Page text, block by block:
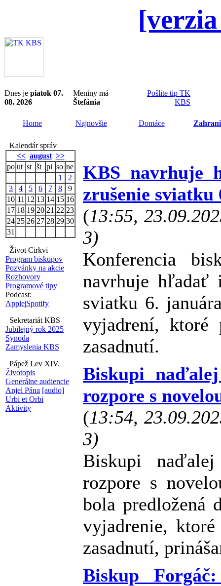
Dnes je piatok 07.
08. 2026
Meniny má
Štefánia
Pošlite tip TK
KBS
Home Najnovšie Domáce
Kalendár správ
<< august >>
po ut st št pi so ne
1
2
3
4 5 6 7 8
9
10 11 12 13 14 15 16
17 18 19 20 21 22 23
24 25 26 27 28 29 30
31
Život Cirkvi
Program biskupov
Pozvánky na akcie
Rozhovory
Programové tipy
Podcast:
Apple|Spotify
Sekretariát KBS
Jubilejný rok 2025
Synoda
Zamyslenia KBS
Pápež Lev XIV.
Životopis
Generálne audiencie
Anjel Pána [audio]
Urbi et Orbi
Aktivity
KBS navrhuje
zrušenie sviatku
(13:55,
3)
Konferencia
navrhuje hľadať
sviatku 6.
vyjadrení,
zasadnutí.
Biskupi
rozpore s
(13:54,
3)
Biskupi
rozpore s
bola predložená
vyjadrenie,
zasadnutí,
Biskup